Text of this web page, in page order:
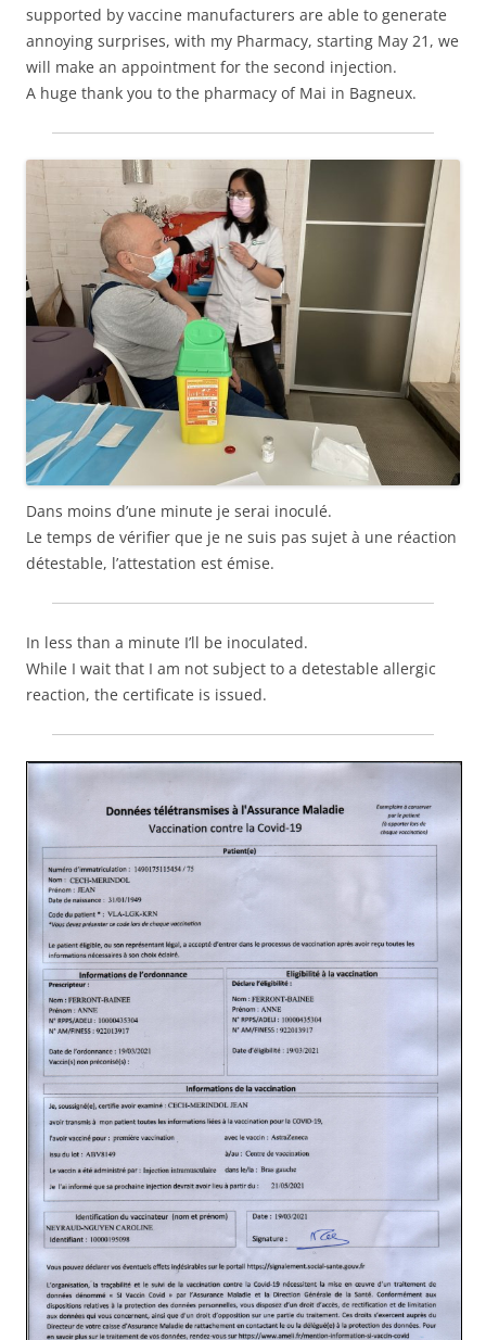
supported by vaccine manufacturers are able to generate
annoying surprises, with my Pharmacy, starting May 21, we
will make an appointment for the second injection.
A huge thank you to the pharmacy of Mai in Bagneux.
Dans moins d’une minute je serai inoculé.
Le temps de vérifier que je ne suis pas sujet à une réaction
détestable, l’attestation est émise.
In less than a minute I’ll be inoculated.
While I wait that I am not subject to a detestable allergic
reaction, the certificate is issued.